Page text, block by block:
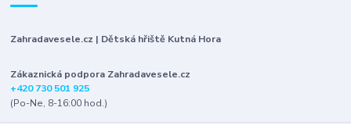
Zahradavesele.cz | Dětská hřiště Kutná Hora
Zákaznická podpora Zahradavesele.cz
+420 730 501 925
(Po-Ne, 8-16:00 hod.)